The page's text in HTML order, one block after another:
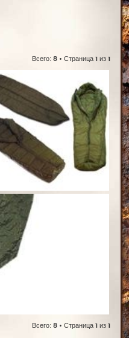
Всего: 8 • Страница 1 из 1
Всего: 8 • Страница 1 из 1